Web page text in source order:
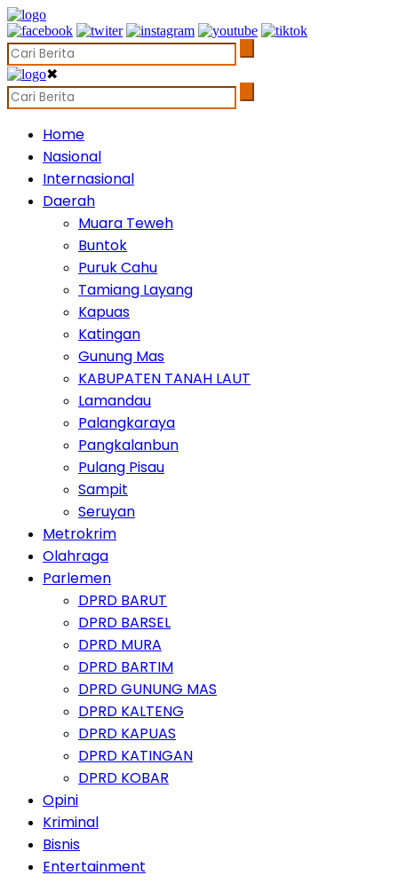
✖
Home
Nasional
Internasional
Daerah
Muara Teweh
Buntok
Puruk Cahu
Tamiang Layang
Kapuas
Katingan
Gunung Mas
KABUPATEN TANAH LAUT
Lamandau
Palangkaraya
Pangkalanbun
Pulang Pisau
Sampit
Seruyan
Metrokrim
Olahraga
Parlemen
DPRD BARUT
DPRD BARSEL
DPRD MURA
DPRD BARTIM
DPRD GUNUNG MAS
DPRD KALTENG
DPRD KAPUAS
DPRD KATINGAN
DPRD KOBAR
Opini
Kriminal
Bisnis
Entertainment